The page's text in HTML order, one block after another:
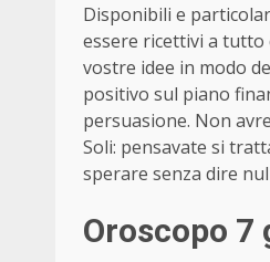
Disponibili e
essere ricettivi a tutto
vostre idee in modo
positivo sul piano
persuasione. Non
Soli: pensavate si
sperare senza dire
Oroscopo 7